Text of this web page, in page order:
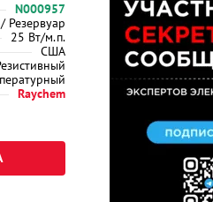
N000957
Резервуар
25 Вт/м.п.
США
Raychem